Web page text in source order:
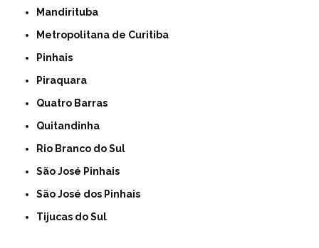
Mandirituba
Metropolitana de Curitiba
Pinhais
Piraquara
Quatro Barras
Quitandinha
Rio Branco do Sul
São José Pinhais
São José dos Pinhais
Tijucas do Sul